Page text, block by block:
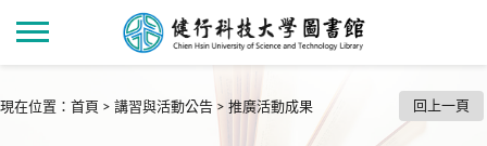
現在位置 ： 首頁 > 講習與活動公告 > 推廣活動成果 回上一頁